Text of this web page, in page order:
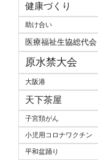
健康づくり
助け合い
医療福祉生協総代会
原水禁大会
大阪港
天下茶屋
子宮頚がん
小児用コロナワクチン
平和盆踊り